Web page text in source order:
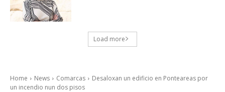
Load more